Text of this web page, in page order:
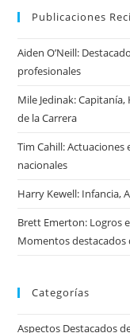
Publicaciones
Aiden O’Neill:
profesionales
Mile Jedinak:
de la Carrera
Tim Cahill: Actuaciones
nacionales
Harry Kewell: Infancia,
Brett Emerton: Logros
Momentos destacados
Categorías
Aspectos Destacados